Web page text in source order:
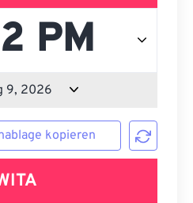
kopieren